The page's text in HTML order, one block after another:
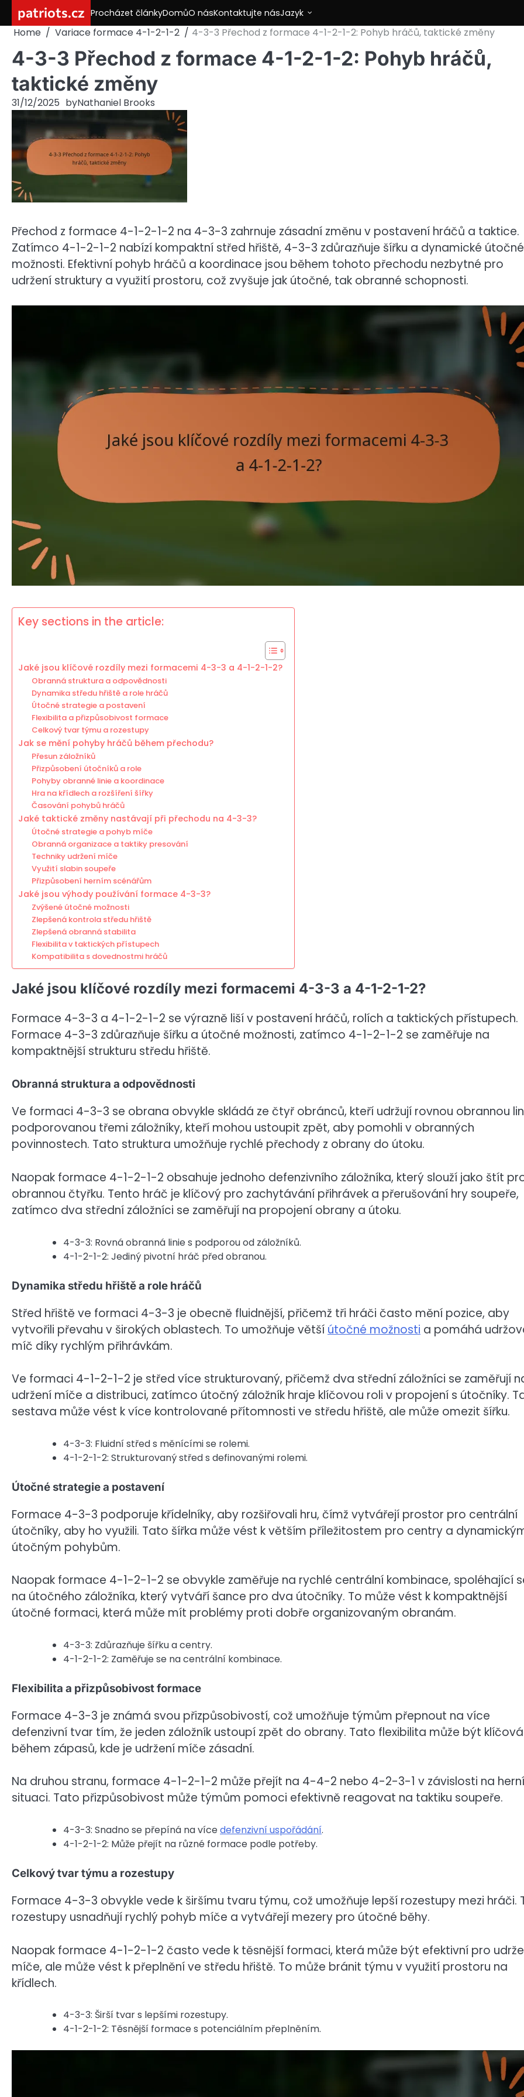
content
patriots.cz Procházet článkyDomůO násKontaktujte násJazyk
Home Variace formace 4-1-2-1-2 4-3-3 Přechod z formace 4-1-2-1-2: Pohyb hráčů, taktické změny
4-3-3 Přechod z formace 4-1-2-1-2: Pohyb hráčů,
taktické změny
31/12/2025 byNathaniel Brooks
Přechod z formace 4-1-2-1-2 na 4-3-3 zahrnuje zásadní změnu v postavení hráčů a taktice.
Zatímco 4-1-2-1-2 nabízí kompaktní střed hřiště, 4-3-3 zdůrazňuje šířku a dynamické útočné
možnosti. Efektivní pohyb hráčů a koordinace jsou během tohoto přechodu nezbytné pro
udržení struktury a využití prostoru, což zvyšuje jak útočné, tak obranné schopnosti.
Key sections in the article:
Jaké jsou klíčové rozdíly mezi formacemi 4-3-3 a 4-1-2-1-2?
Obranná struktura a odpovědnosti
Dynamika středu hřiště a role hráčů
Útočné strategie a postavení
Flexibilita a přizpůsobivost formace
Celkový tvar týmu a rozestupy
Jak se mění pohyby hráčů během přechodu?
Přesun záložníků
Přizpůsobení útočníků a role
Pohyby obranné linie a koordinace
Hra na křídlech a rozšíření šířky
Časování pohybů hráčů
Jaké taktické změny nastávají při přechodu na 4-3-3?
Útočné strategie a pohyb míče
Obranná organizace a taktiky presování
Techniky udržení míče
Využití slabin soupeře
Přizpůsobení herním scénářům
Jaké jsou výhody používání formace 4-3-3?
Zvýšené útočné možnosti
Zlepšená kontrola středu hřiště
Zlepšená obranná stabilita
Flexibilita v taktických přístupech
Kompatibilita s dovednostmi hráčů
Jaké jsou klíčové rozdíly mezi formacemi 4-3-3 a 4-1-2-1-2?
Formace 4-3-3 a 4-1-2-1-2 se výrazně liší v postavení hráčů, rolích a taktických přístupech.
Formace 4-3-3 zdůrazňuje šířku a útočné možnosti, zatímco 4-1-2-1-2 se zaměřuje na
kompaktnější strukturu středu hřiště.
Obranná struktura a odpovědnosti
Ve formaci 4-3-3 se obrana obvykle skládá ze čtyř obránců, kteří udržují rovnou obrannou
podporovanou třemi záložníky, kteří mohou ustoupit zpět, aby pomohli v obranných
povinnostech. Tato struktura umožňuje rychlé přechody z obrany do útoku.
Naopak formace 4-1-2-1-2 obsahuje jednoho defenzivního záložníka, který slouží jako štít
obrannou čtyřku. Tento hráč je klíčový pro zachytávání přihrávek a přerušování hry soupeře,
zatímco dva střední záložníci se zaměřují na propojení obrany a útoku.
4-3-3: Rovná obranná linie s podporou od záložníků.
4-1-2-1-2: Jediný pivotní hráč před obranou.
Dynamika středu hřiště a role hráčů
Střed hřiště ve formaci 4-3-3 je obecně fluidnější, přičemž tři hráči často mění pozice, aby
vytvořili převahu v širokých oblastech. To umožňuje větší útočné možnosti a pomáhá
míč díky rychlým přihrávkám.
Ve formaci 4-1-2-1-2 je střed více strukturovaný, přičemž dva střední záložníci se zaměřují
udržení míče a distribuci, zatímco útočný záložník hraje klíčovou roli v propojení s útočníky.
sestava může vést k více kontrolované přítomnosti ve středu hřiště, ale může omezit šířku.
4-3-3: Fluidní střed s měnícími se rolemi.
4-1-2-1-2: Strukturovaný střed s definovanými rolemi.
Útočné strategie a postavení
Formace 4-3-3 podporuje křídelníky, aby rozšiřovali hru, čímž vytvářejí prostor pro centrální
útočníky, aby ho využili. Tato šířka může vést k větším příležitostem pro centry a
útočným pohybům.
Naopak formace 4-1-2-1-2 se obvykle zaměřuje na rychlé centrální kombinace, spoléhající
na útočného záložníka, který vytváří šance pro dva útočníky. To může vést k kompaktnější
útočné formaci, která může mít problémy proti dobře organizovaným obranám.
4-3-3: Zdůrazňuje šířku a centry.
4-1-2-1-2: Zaměřuje se na centrální kombinace.
Flexibilita a přizpůsobivost formace
Formace 4-3-3 je známá svou přizpůsobivostí, což umožňuje týmům přepnout na více
defenzivní tvar tím, že jeden záložník ustoupí zpět do obrany. Tato flexibilita může být klíčová
během zápasů, kde je udržení míče zásadní.
Na druhou stranu, formace 4-1-2-1-2 může přejít na 4-4-2 nebo 4-2-3-1 v závislosti na herní
situaci. Tato přizpůsobivost může týmům pomoci efektivně reagovat na taktiku soupeře.
4-3-3: Snadno se přepíná na vícedefenzivní uspořádání.
4-1-2-1-2: Může přejít na různé formace podle potřeby.
Celkový tvar týmu a rozestupy
Formace 4-3-3 obvykle vede k širšímu tvaru týmu, což umožňuje lepší rozestupy mezi hráči.
rozestupy usnadňují rychlý pohyb míče a vytvářejí mezery pro útočné běhy.
Naopak formace 4-1-2-1-2 často vede k těsnější formaci, která může být efektivní pro
míče, ale může vést k přeplnění ve středu hřiště. To může bránit týmu v využití prostoru na
křídlech.
4-3-3: Širší tvar s lepšími rozestupy.
4-1-2-1-2: Těsnější formace s potenciálním přeplněním.